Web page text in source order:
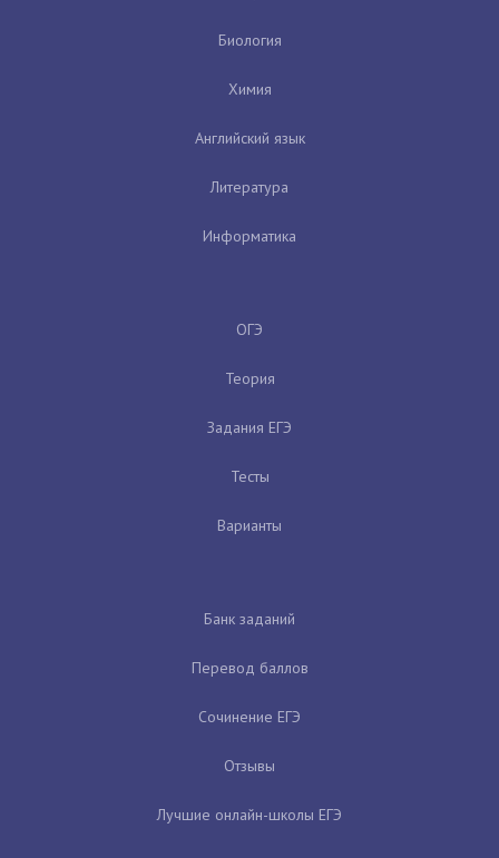
Биология
Химия
Английский язык
Литература
Информатика
ОГЭ
Теория
Задания ЕГЭ
Тесты
Варианты
Банк заданий
Перевод баллов
Сочинение ЕГЭ
Отзывы
Лучшие онлайн-школы ЕГЭ